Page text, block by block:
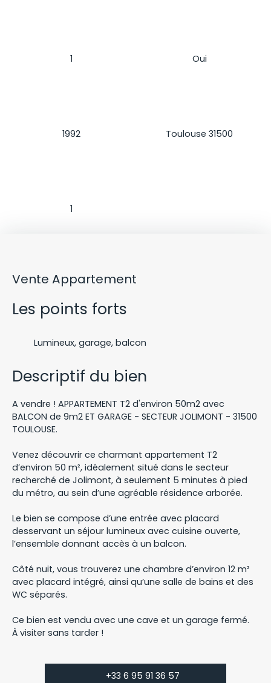
1
Oui
1992
Toulouse 31500
1
Vente Appartement
Les points forts
Lumineux, garage, balcon
Descriptif du bien
A vendre ! APPARTEMENT T2 d'environ 50m2 avec
BALCON de 9m2 ET GARAGE - SECTEUR JOLIMONT - 31500
TOULOUSE.
Venez découvrir ce charmant appartement T2
d’environ 50 m², idéalement situé dans le secteur
recherché de Jolimont, à seulement 5 minutes à pied
du métro, au sein d’une agréable résidence arborée.
Le bien se compose d’une entrée avec placard
desservant un séjour lumineux avec cuisine ouverte,
l’ensemble donnant accès à un balcon.
Côté nuit, vous trouverez une chambre d’environ 12 m²
avec placard intégré, ainsi qu’une salle de bains et des
WC séparés.
Ce bien est vendu avec une cave et un garage fermé.
À visiter sans tarder !
+33 6 95 91 36 57